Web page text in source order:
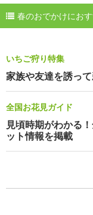
春のおでかけにお
いちご狩り特集
家族や友達を誘っ
全国お花見ガイド
見頃時期がわかる
ット情報を掲載